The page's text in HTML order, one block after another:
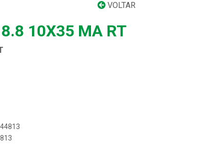
VOLTAR
8.8 10X35 MA RT